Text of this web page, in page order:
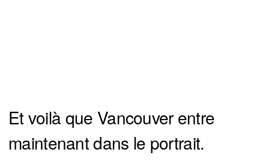
Et voilà que Vancouver entre
maintenant dans le portrait.